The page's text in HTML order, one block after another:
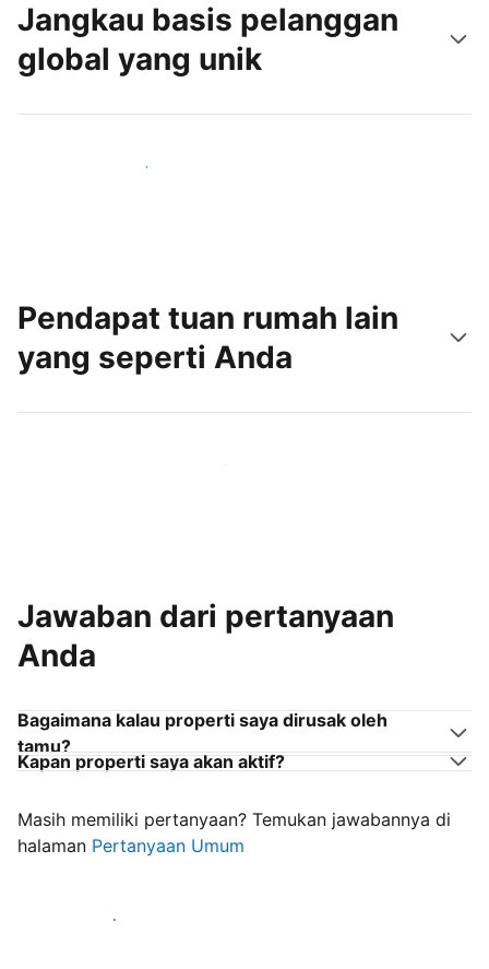
Jangkau basis pelanggan
global yang unik
Jangkau tamu baru hari ini
Pendapat tuan rumah lain
yang seperti Anda
Gabung dengan tuan rumah lain seperti Anda
Jawaban dari pertanyaan
Anda
Bagaimana kalau properti saya dirusak oleh
tamu?
Kapan properti saya akan aktif?
Masih memiliki pertanyaan? Temukan jawabannya di
halaman Pertanyaan Umum
Mulai sambut tamu